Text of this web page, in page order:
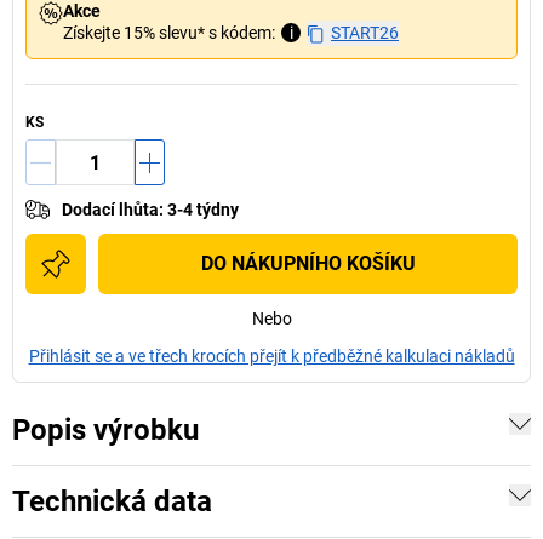
Akce
Získejte 15% slevu* s kódem:
i START26
KS
Dodací lhůta: 3-4 týdny
DO NÁKUPNÍHO KOŠÍKU
Nebo
Přihlásit se a ve třech krocích přejít k předběžné kalkulaci nákladů
Popis výrobku
Technická data